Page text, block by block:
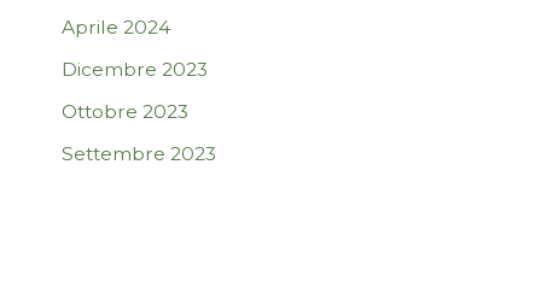
Aprile 2024
Dicembre 2023
Ottobre 2023
Settembre 2023